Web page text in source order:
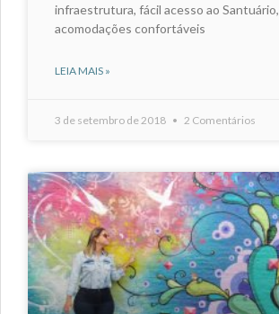
infraestrutura, fácil acesso ao Santuário,
acomodações confortáveis
LEIA MAIS »
3 de setembro de 2018 2 Comentários